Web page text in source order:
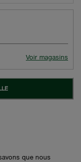
Voir magasins
que nous